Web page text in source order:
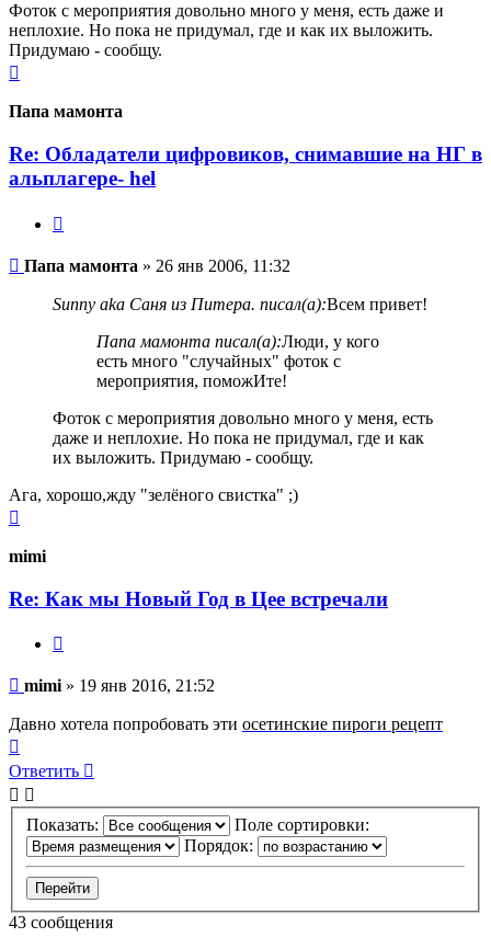
Фоток с мероприятия довольно много у меня, есть даже и
неплохие. Но пока не придумал, где и как их выложить.
Придумаю - сообщу.
началу
Папа мамонта
Re: Обладатели цифровиков, снимавшие на НГ в
альплагере- hel
Сообщение
Папа мамонта » 26 янв 2006, 11:32
Sunny aka Саня из Питера. писал(а):Всем привет!
Папа мамонта писал(а):Люди, у кого
есть много "случайных" фоток с
мероприятия, поможИте!
Фоток с мероприятия довольно много у меня, есть
даже и неплохие. Но пока не придумал, где и как
их выложить. Придумаю - сообщу.
Ага, хорошо,жду "зелёного свистка" ;)
началу
mimi
Re: Как мы Новый Год в Цее встречали
Сообщение
mimi » 19 янв 2016, 21:52
Давно хотела попробовать эти осетинские пироги рецепт
к
началу
Ответить
Показать:
Поле сортировки:
Порядок:
43 сообщения